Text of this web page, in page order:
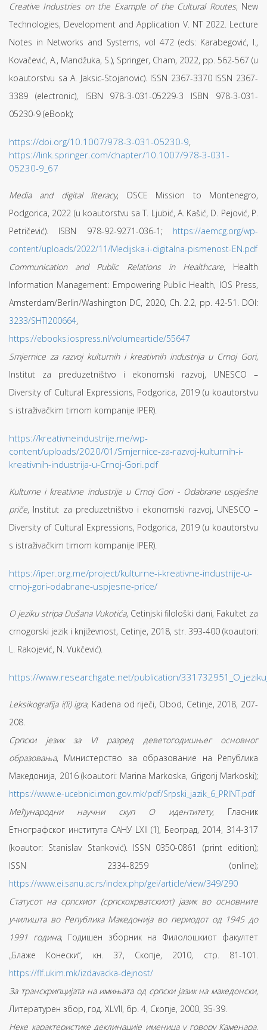
Creative Industries on the Example of the Cultural Routes, New
Technologies, Development and Application V. NT 2022. Lecture
Notes in Networks and Systems, vol 472 (eds: Karabegović, I.,
Kovačević, A., Mandžuka, S.), Springer, Cham, 2022, pp. 562-567 (u
koautorstvu sa A. Jaksic-Stojanovic). ISSN 2367-3370 ISSN 2367-
3389 (electronic), ISBN 978-3-031-05229-3 ISBN 978-3-031-
05230-9 (eBook);
https://doi.org/10.1007/978-3-031-05230-9,
https://link.springer.com/chapter/10.1007/978-3-031-
05230-9_67
Media and digital literacy, OSCE Mission to Montenegro,
Podgorica, 2022 (u koautorstvu sa T. Ljubić, A. Kašić, D. Pejović, P.
Petričević). ISBN 978-92-9271-036-1; https://aemcg.org/wp-
content/uploads/2022/11/Medijska-i-digitalna-pismenost-EN.pdf
Communication and Public Relationsin Healthcare, Health
Information Management: Empowering Public Health, IOS Press,
Amsterdam/Berlin/Washington DC, 2020, Ch. 2.2, pp. 42-51. DOI:
3233/SHTI200664,
https://ebooks.iospress.nl/volumearticle/55647
Smjernice za razvoj kulturnih i kreativnih industrija u Crnoj Gori,
Institut za preduzetništvo i ekonomski razvoj, UNESCO –
Diversity of Cultural Expressions, Podgorica, 2019 (u koautorstvu
s istraživačkim timom kompanije IPER).
https://kreativneindustrije.me/wp-
content/uploads/2020/01/Smjernice-za-razvoj-kulturnih-i-
kreativnih-industrija-u-Crnoj-Gori.pdf
Kulturne i kreativne industrije u Crnoj Gori - Odabrane uspješne
priče, Institut za preduzetništvo i ekonomski razvoj, UNESCO –
Diversity of Cultural Expressions, Podgorica, 2019 (u koautorstvu
s istraživačkim timom kompanije IPER).
https://iper.org.me/project/kulturne-i-kreativne-industrije-u-
crnoj-gori-odabrane-uspjesne-price/
O jeziku stripa Dušana Vukotića, Cetinjski filološki dani, Fakultet za
crnogorski jezik i književnost, Cetinje, 2018, str. 393-400 (koautori:
L. Rakojević, N. Vukčević).
https://www.researchgate.net/publication/
Leksikografija i(li) igra, Kadena od riječi, Obod, Cetinje, 2018, 207-
208.
Cрпcки језик за VI разред деветогодишњег оcновног
образовања, Миниcтерcтво за образование на Република
Македонија, 2016 (koautori: Marina Markoska, Grigorij Markoski);
https://www.e-ucebnici.mon.gov.mk/pdf/Srpski_jazik_6_PRINT.pdf
Међународни научни скуп О идентитету, Гласник
Етнографског института САНУ LXII (1), Београд, 2014, 314-317
(koautor: Stanislav Stanković). ISSN 0350-0861 (print edition);
ISSN 2334-8259 (online);
https://www.ei.sanu.ac.rs/index.php/gei/article/view/349/290
Статусот на српскиот (српскохрватскиот) јазик во основните
училишта во Република Македонија во периодот од 1945 до
1991 година, Годишен зборник на Филолошкиот факултет
„Блаже Конески“, кн. 37, Скопје, 2010, стр. 81-101.
https://flf.ukim.mk/izdavacka-dejnost/
За транскрипцијата на имињата од српски јазик на македонски,
Литературен збор, год. XLVII, бр. 4, Скопје, 2000, 35-39.
Неке карактеристике деклинације именица у говору Каменара,